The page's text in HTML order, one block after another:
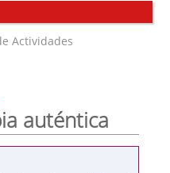
Actividades
auténtica